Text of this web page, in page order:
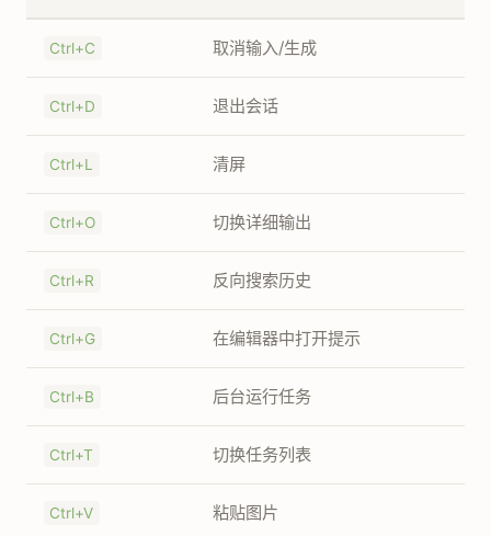
Ctrl+C 取消输入/生成
Ctrl+D 退出会话
Ctrl+L 清屏
Ctrl+O 切换详细输出
Ctrl+R 反向搜索历史
Ctrl+G 在编辑器中打开提示
Ctrl+B 后台运行任务
Ctrl+T 切换任务列表
Ctrl+V 粘贴图片